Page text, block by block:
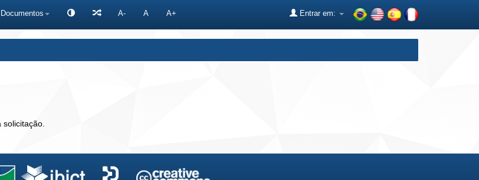
Documentos A- A A+ Entrar em: